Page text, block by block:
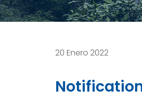
20 Enero 2022